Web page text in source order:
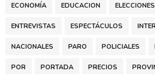
ECONOMÍA EDUCACION ELECCIONES
ENTREVISTAS ESPECTÁCULOS
NACIONALES PARO POLICIALES
POR PORTADA PRECIOS